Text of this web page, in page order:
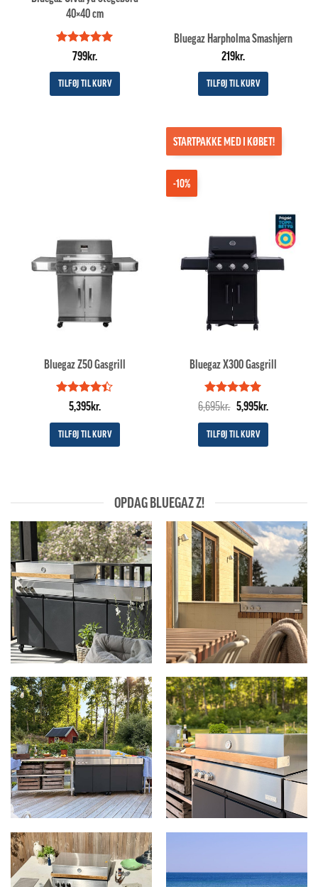
40×40 cm
Vurderet
799kr.
TILFØJ TIL KURV
Bluegaz Harpholma Smashjern
219kr.
TILFØJ TIL KURV
Bluegaz Z50 Gasgrill
Vurderet
ud af
5
5,395kr.
TILFØJ TIL KURV
-10%
STARTPAKKE MED I KØBET!
Bluegaz X300 Gasgrill
Vurderet5
ud af 5
6,695kr. Den
pris
var:
5,995kr.
TILFØJ TIL KURV
OPDAG BLUEGAZ Z!